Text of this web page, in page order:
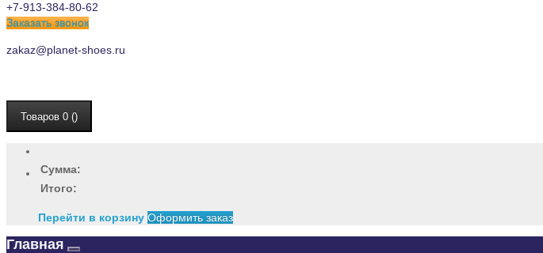
+7-913-384-80-62
Заказать звонок
zakaz@planet-shoes.ru
Товаров 0 ()
Сумма:
Итого:
Перейти в корзину Оформить заказ
Главная